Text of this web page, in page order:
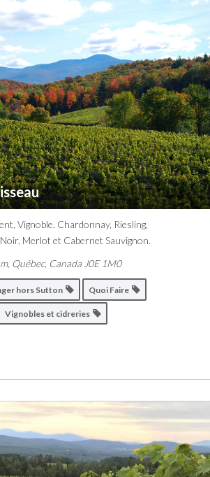
Vignoble. Chardonnay, Riesling,
Merlot et Cabernet Sauvignon.
, Québec, Canada J0E 1M0
hors Sutton Quoi Faire
Vignobles et cidreries